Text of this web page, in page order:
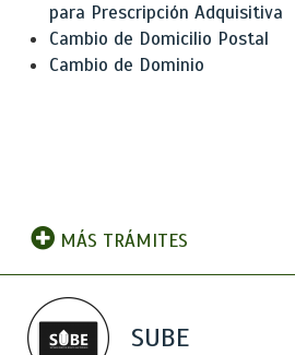
para Prescripción Adquisitiva
Cambio de Domicilio Postal
Cambio de Dominio
MÁS TRÁMITES
SUBE